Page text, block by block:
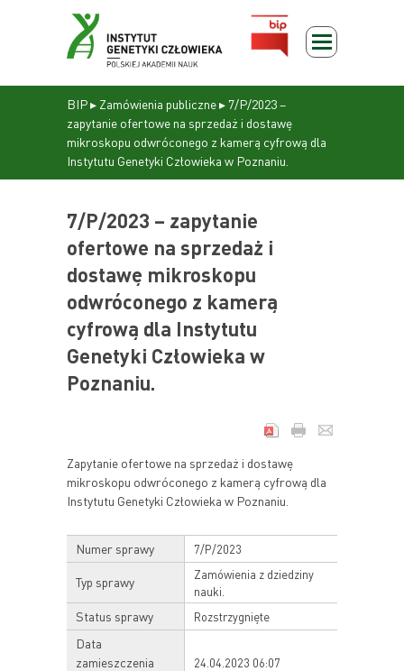
BIP▸ Zamówienia publiczne▸ 7/P/2023 –
zapytanie ofertowe na sprzedaż i dostawę
mikroskopu odwróconego z kamerą cyfrową dla
Instytutu Genetyki Człowieka w Poznaniu.
7/P/2023 – zapytanie
ofertowe na sprzedaż i
dostawę mikroskopu
odwróconego z kamerą
cyfrową dla Instytutu
Genetyki Człowieka w
Poznaniu.
Zapytanie ofertowe na sprzedaż i dostawę
mikroskopu odwróconego z kamerą cyfrową dla
Instytutu Genetyki Człowieka w Poznaniu.
Numer sprawy 7/P/2023
Typ sprawy
Zamówienia z dziedziny
nauki.
Status sprawy Rozstrzygnięte
Data
zamieszczenia
24.04.2023 06:07